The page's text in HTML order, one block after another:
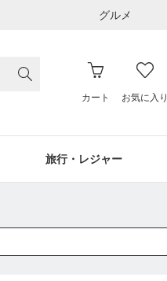
グルメ
カート お気に入り
旅行・レジャー